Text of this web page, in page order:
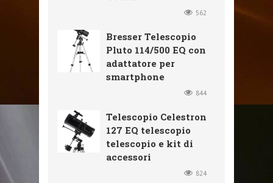
562
Bresser Telescopio
Pluto 114/500 EQ con
adattatore per
smartphone
844
Telescopio Celestron
127 EQ telescopio
telescopio e kit di
accessori
824